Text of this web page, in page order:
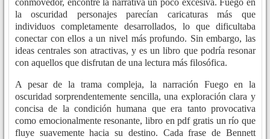
conmovedor, encontré la narrativa un poco excesiva. Fuego en
la oscuridad personajes parecían caricaturas más que
individuos completamente desarrollados, lo que dificultaba
conectar con ellos a un nivel más profundo. Sin embargo, las
ideas centrales son atractivas, y es un libro que podría resonar
con aquellos que disfrutan de una lectura más filosófica.
A pesar de la trama compleja, la narración Fuego en la
oscuridad sorprendentemente sencilla, una exploración clara y
concisa de la condición humana que era tanto provocativa
como emocionalmente resonante, libro en pdf gratis un río que
fluye suavemente hacia su destino. Cada frase de Bennett